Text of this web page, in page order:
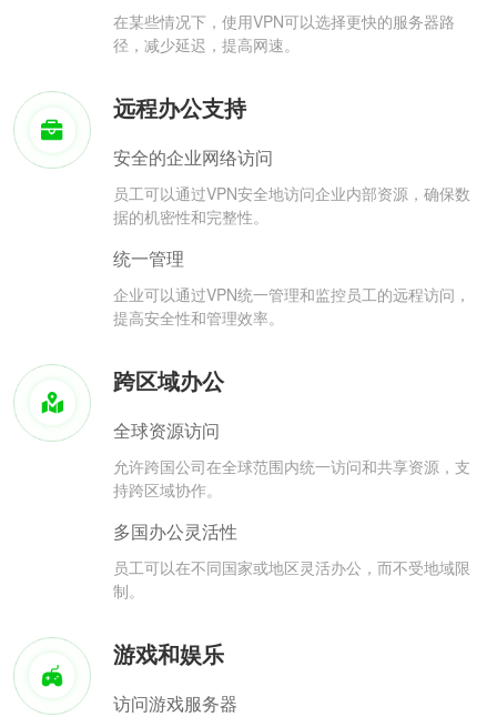
在某些情况下，使用VPN可以选择更快的服务器路
径，减少延迟，提高网速。
远程办公支持
安全的企业网络访问
员工可以通过VPN安全地访问企业内部资源，确保数
据的机密性和完整性。
统一管理
企业可以通过VPN统一管理和监控员工的远程访问，
提高安全性和管理效率。
跨区域办公
全球资源访问
允许跨国公司在全球范围内统一访问和共享资源，支
持跨区域协作。
多国办公灵活性
员工可以在不同国家或地区灵活办公，而不受地域限
制。
游戏和娱乐
访问游戏服务器